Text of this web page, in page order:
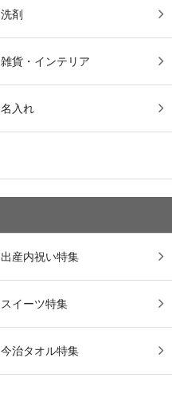
洗剤
雑貨・インテリア
名入れ
出産内祝い特集
スイーツ特集
今治タオル特集